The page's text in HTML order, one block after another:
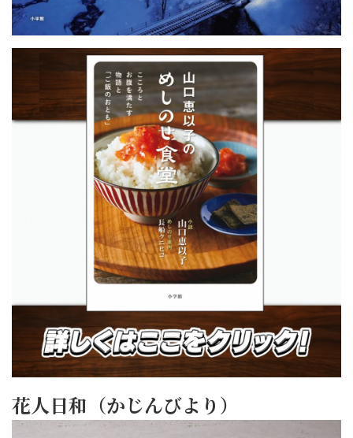
花人日和（かじんびより）